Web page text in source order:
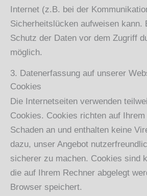
Internet (z.B. bei der
Sicherheitslücken aufweisen kann.
Schutz der Daten vor dem Zugriff
möglich.
3. Datenerfassung auf unserer
Cookies
Die Internetseiten verwenden
Cookies. Cookies richten auf
Schaden an und enthalten keine
dazu, unser Angebot
sicherer zu machen. Cookies sind
die auf Ihrem Rechner abgelegt
Browser speichert.